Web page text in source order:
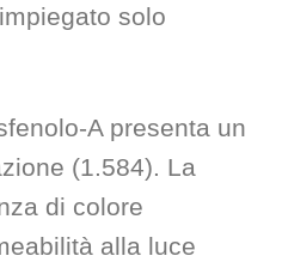
solo
A presenta un
(1.584). La
di colore
alla luce